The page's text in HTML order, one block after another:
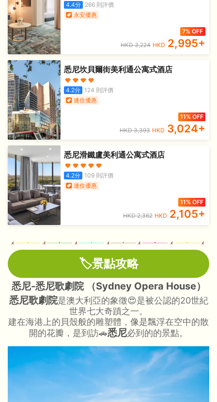
4.4分 266則評價
永安優惠
7% OFF
HKD3,224 HKD 2,995+
悉尼坎貝爾街美利通公寓式酒店
4.2分 124 則評價
連住優惠
11% OFF
HKD3,393 HKD 3,024+
悉尼滑鐵盧美利通公寓式酒店
4.2分 109則評價
連住優惠
11% OFF
HKD2,362 HKD 2,105+
🏷️景點攻略
悉尼-悉尼歌劇院 （Sydney Opera House）
悉尼歌劇院是澳大利亞的象徵😍是被公認的20世紀
世界七大奇蹟之一。
建在海港上的貝殼般的雕塑體，像是飄浮在空中的散
開的花瓣，是到訪🚗悉尼必到的的景點。